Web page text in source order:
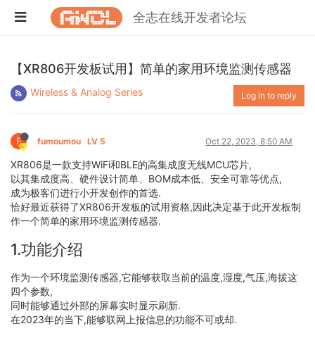
全志在线开发者论坛
【XR806开发板试用】简单的家用环境监测传感器
Wireless & Analog Series Log in to reply
F fumoumou LV 5 Oct 22, 2023, 8:50 AM
XR806是一款支持WiFi和BLE的高集成度无线MCU芯片,
以其集成度高、硬件设计简单、BOM成本低、安全可靠等优点,
成为极客们进行小开发创作的首选.
恰好最近获得了XR806开发板的试用资格,因此决定基于此开发板制
作一个简单的家用环境监测传感器.
1.功能介绍
作为一个环境监测传感器,它能够获取当前的温度,湿度,气压,海拔这
四个参数,
同时能够通过外部的屏幕实时显示刷新.
在2023年的当下,能够联网上报信息的功能不可或却.